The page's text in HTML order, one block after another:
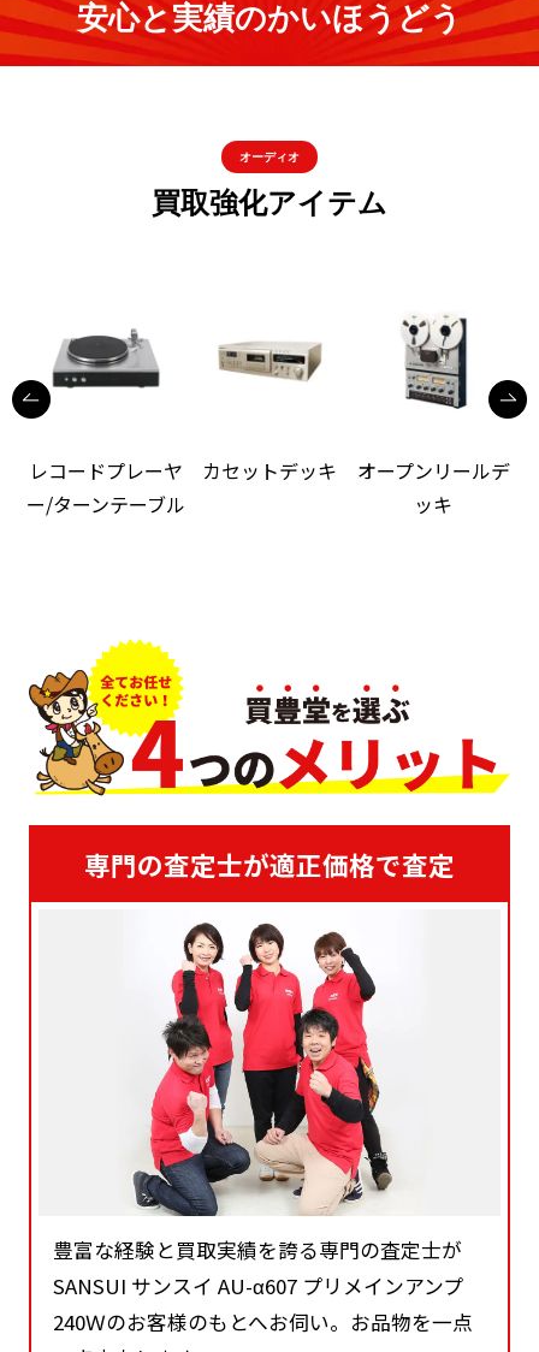
安心と実績のかいほうどう
オーディオ
買取強化アイテム
レコードプレーヤ
ー/ターンテーブル
カセットデッキ
オープンリールデ
ッキ
専門の査定士が適正価格で査定
豊富な経験と買取実績を誇る専門の査定士が
SANSUI サンスイ AU-α607 プリメインアンプ
240Ｗのお客様のもとへお伺い。お品物を一点